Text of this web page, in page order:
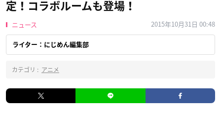
定！コラボルームも登場！
ニュース 2015年10月31日 00:48
ライター：にじめん編集部
カテゴリ : アニメ